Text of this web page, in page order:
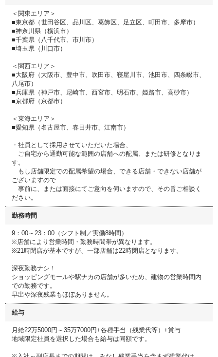
＜関東エリア＞
■東京都（世田谷区、品川区、葛飾区、足立区、町田市、多摩市）
■神奈川県（横浜市）
■千葉県（八千代市、市川市）
■埼玉県（川口市）
＜関西エリア＞
■大阪府（大阪市、豊中市、吹田市、寝屋川市、池田市、四条畷市、
八尾市）
■兵庫県（神戸市、尼崎市、西宮市、明石市、姫路市、高砂市）
■京都府（京都市）
＜東海エリア＞
■愛知県（名古屋市、春日井市、江南市）
・社員として採用させていただいた場合、
ご自宅から通勤可能な範囲の店舗への配属、または研修となりま
す。
もし店舗限定での配属希望の場合、できる店舗・できない店舗が
ございますので
事前に、または面接にてご意向を伺いますので、その旨ご相談く
ださい。
勤務時間
9：00～23：00（シフト制／実働8時間）
※店舗により営業時間・勤務時間帯が異なります。
※21時閉店が基本ですが、一部店舗は22時閉店となります。
深夜勤務ナシ！
ショッピングモールや駅ナカの店舗が多いため、建物の営業時間内
での勤務です。
早出や深夜残業もほぼありません。
給与
月給22万5000円～35万7000円+各種手当（残業代等）+賞与
地域限定社員を選択した場合も給与は同額です。